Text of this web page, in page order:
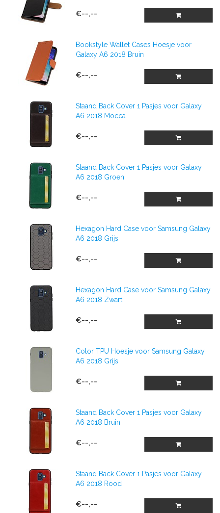
€--,--
Bookstyle Wallet Cases Hoesje voor
Galaxy A6 2018 Bruin
€--,--
Staand Back Cover 1 Pasjes voor Galaxy
A6 2018 Mocca
€--,--
Staand Back Cover 1 Pasjes voor Galaxy
A6 2018 Groen
€--,--
Hexagon Hard Case voor Samsung Galaxy
A6 2018 Grijs
€--,--
Hexagon Hard Case voor Samsung Galaxy
A6 2018 Zwart
€--,--
Color TPU Hoesje voor Samsung Galaxy
A6 2018 Grijs
€--,--
Staand Back Cover 1 Pasjes voor Galaxy
A6 2018 Bruin
€--,--
Staand Back Cover 1 Pasjes voor Galaxy
A6 2018 Rood
€--,--